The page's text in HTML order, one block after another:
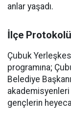
anlar yaşadı.
İlçe Protokolü
Çubuk
programına;
Belediye Başkanı
akademisyenleri
gençlerin